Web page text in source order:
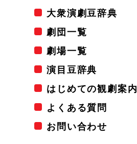
大衆演劇豆辞典
劇団一覧
劇場一覧
演目豆辞典
はじめての観劇案内
よくある質問
お問い合わせ